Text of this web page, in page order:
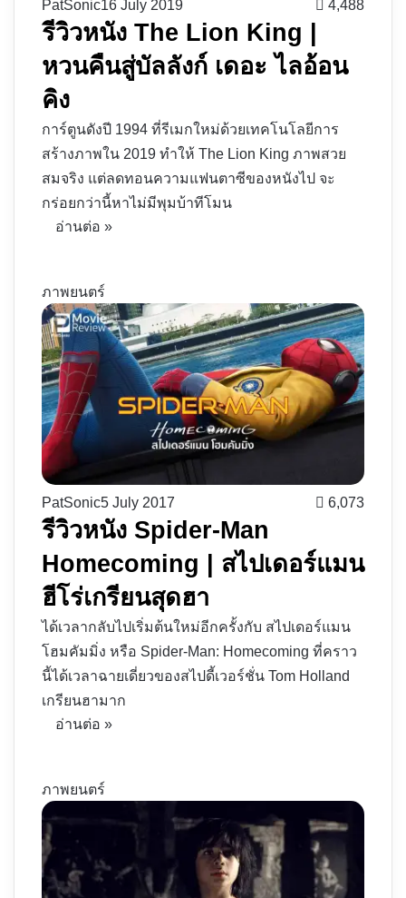
PatSonic16 July 2019 4,488
รีวิวหนัง The Lion King |
หวนคืนสู่บัลลังก์ เดอะ ไลอ้อน
คิง
การ์ตูนดังปี 1994 ที่รีเมกใหม่ด้วยเทคโนโลยีการ
สร้างภาพใน 2019 ทำให้ The Lion King ภาพสวย
สมจริง แต่ลดทอนความแฟนตาซีของหนังไป จะ
กร่อยกว่านี้หาไม่มีพุมบ้าทีโมน
อ่านต่อ »
ภาพยนตร์
PatSonic5 July 2017 6,073
รีวิวหนัง Spider-Man
Homecoming | สไปเดอร์แมน
ฮีโร่เกรียนสุดฮา
ได้เวลากลับไปเริ่มต้นใหม่อีกครั้งกับ สไปเดอร์แมน
โฮมคัมมิ่ง หรือ Spider-Man: Homecoming ที่คราว
นี้ได้เวลาฉายเดี่ยวของสไปดี้เวอร์ชั่น Tom Holland
เกรียนฮามาก
อ่านต่อ »
ภาพยนตร์